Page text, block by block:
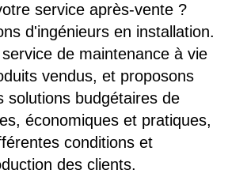
service après-vente ?
d'ingénieurs en installation.
de maintenance à vie
vendus, et proposons
solutions budgétaires de
économiques et pratiques,
conditions et
des clients.